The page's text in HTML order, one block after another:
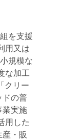
を支援
用又は
規模な
な加工
クリー
の普
業実施
用した
・販